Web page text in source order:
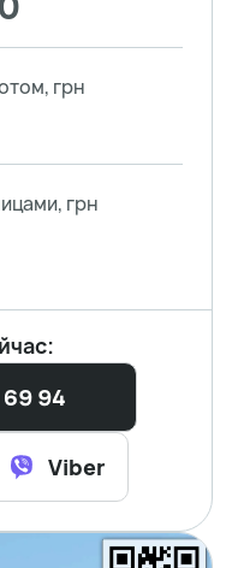
грн
грн
94
Viber